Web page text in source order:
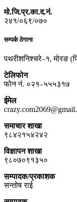
मो.जि.प्र.का.द.नं.
२४१/०६९/०७०
सम्पर्क ठेगाना
पथरीशनिश्चरे–१, मोरङ
टेलिफोन
फोन नं. ०२१–५५५३१७
ईमेल
समाचार शाखा
९८४२१५४२४२
विज्ञापन शाखा
९८०७०९१३५०
सम्पादक/प्रकाशक
सन्तोष राई